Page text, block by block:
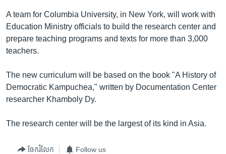
កាន់​
ទំព័រ​
ស្វែង​
រក
ភាសា
A team for Columbia University, in New York, will work with
Education Ministry officials to build the research center and
prepare teaching programs and texts for more than 3,000
teachers.
The new curriculum will be based on the book "A History of
Democratic Kampuchea," written by Documentation Center
researcher Khamboly Dy.
The research center will be the largest of its kind in Asia.
ចែករំលែក Follow us